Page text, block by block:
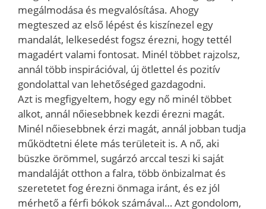
megálmodása és megvalósítása. Ahogy
megteszed az első lépést és kiszínezel egy
mandalát, lelkesedést fogsz érezni, hogy tettél
magadért valami fontosat. Minél többet rajzolsz,
annál több inspirációval, új ötlettel és pozitív
gondolattal van lehetőséged gazdagodni.
Azt is megfigyeltem, hogy egy nő minél többet
alkot, annál nőiesebbnek kezdi érezni magát.
Minél nőiesebbnek érzi magát, annál jobban tudja
működtetni élete más területeit is. A nő, aki
büszke örömmel, sugárzó arccal teszi ki saját
mandaláját otthon a falra, több önbizalmat és
szeretetet fog érezni önmaga iránt, és ez jól
mérhető a férfi bókok számával… Azt gondolom,